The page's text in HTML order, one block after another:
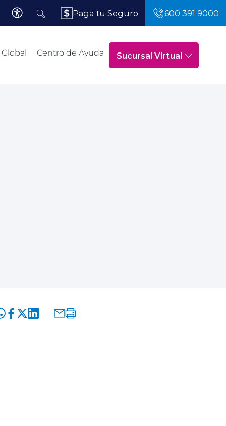
Paga tu Seguro 600 391 9000
Centro de Ayuda Sucursal Virtual